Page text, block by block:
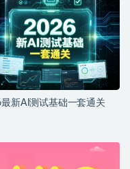
新AI测试基础一套通关